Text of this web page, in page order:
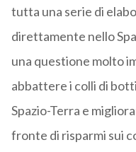
tutta una serie di
direttamente nello
una questione molto
abbattere i colli di
Spazio-Terra e
fronte di risparmi sui